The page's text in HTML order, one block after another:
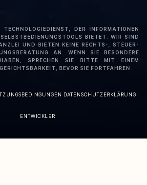
DER INFORMATIONEN
BIETET. WIR SIND
UND BIETEN KEINE RECHTS-, STEUER-
AN. WENN SIE BESONDERE
HABEN, SPRECHEN SIE BITTE MIT EINEM
BEVOR SIE FORTFAHREN.
·DATENSCHUTZERKLÄRUNG·
ENTWICKLER